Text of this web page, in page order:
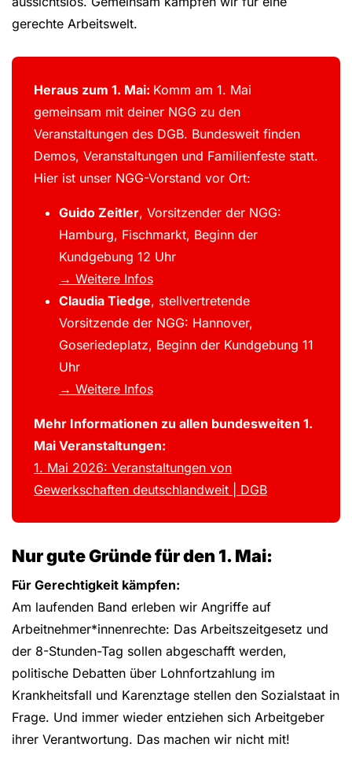
gerechte Arbeitswelt.
Heraus zum 1. Mai: Komm am 1. Mai
gemeinsam mit deiner NGG zu den
Veranstaltungen des DGB. Bundesweit finden
Demos, Veranstaltungen und Familienfeste statt.
Hier ist unser NGG-Vorstand vor Ort:
Guido Zeitler, Vorsitzender der NGG:
Hamburg, Fischmarkt, Beginn der
Kundgebung 12 Uhr
→ Weitere Infos
Claudia Tiedge, stellvertretende
Vorsitzende der NGG: Hannover,
Goseriedeplatz, Beginn der Kundgebung 11
Uhr
→ Weitere Infos
Mehr Informationen zu allen bundesweiten 1.
Mai Veranstaltungen:
1. Mai 2026: Veranstaltungen von
Gewerkschaften deutschlandweit | DGB
Nur gute Gründe für den 1. Mai:
Für Gerechtigkeit kämpfen:
Am laufenden Band erleben wir Angriffe auf
Arbeitnehmer*innenrechte: Das Arbeitszeitgesetz und
der 8-Stunden-Tag sollen abgeschafft werden,
politische Debatten über Lohnfortzahlung im
Krankheitsfall und Karenztage stellen den Sozialstaat in
Frage. Und immer wieder entziehen sich Arbeitgeber
ihrer Verantwortung. Das machen wir nicht mit!